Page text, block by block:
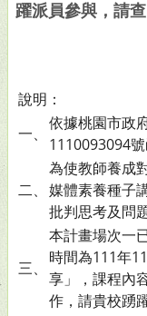
躍派員參與，請查
說明：
一、
依據桃園市政
1110093094號
二、
為使教師養成
媒體素養種子
批判思考及問
三、
本計畫場次一
時間為111年
享」，課程內
作，請貴校踴